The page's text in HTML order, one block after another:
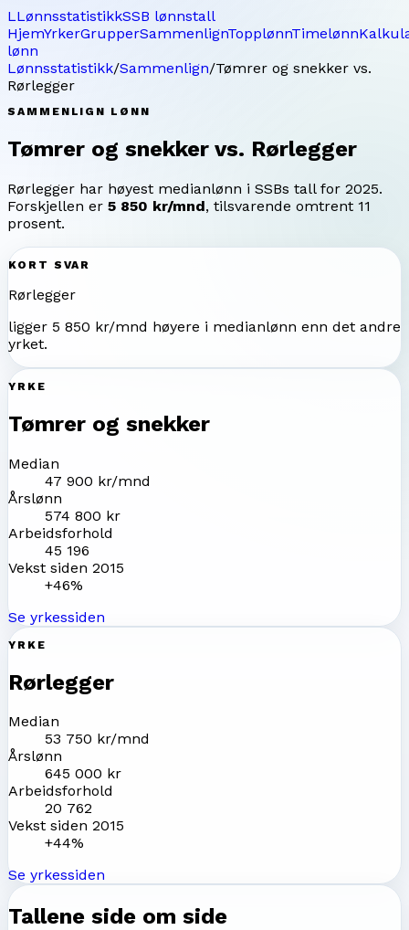
LLønnsstatistikkSSB lønnstall
HjemYrkerGrupperSammenlignTopplønnTimelønn
lønn
Lønnsstatistikk/Sammenlign/Tømrer og snekker vs.
Rørlegger
SAMMENLIGN LØNN
Tømrer og snekker vs. Rørlegger
Rørlegger har høyest medianlønn i SSBs tall for 2025.
Forskjellen er 5 850 kr/mnd, tilsvarende omtrent 11
prosent.
KORT SVAR
Rørlegger
ligger 5 850 kr/mnd høyere i medianlønn enn det andre
yrket.
YRKE
Tømrer og snekker
Median
47 900 kr/mnd
Årslønn
574 800 kr
Arbeidsforhold
45 196
Vekst siden 2015
+46%
Se yrkessiden
YRKE
Rørlegger
Median
53 750 kr/mnd
Årslønn
645 000 kr
Arbeidsforhold
20 762
Vekst siden 2015
+44%
Se yrkessiden
Tallene side om side